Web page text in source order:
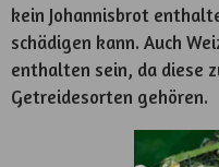
kein Johannisbrot
schädigen kann. Auch
enthalten sein, da diese
Getreidesorten gehören.